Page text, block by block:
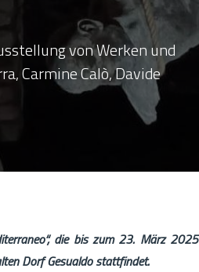
von Werken und
Carmine Calò, Davide
die bis zum 23. März 2025
Dorf Gesualdo stattfindet.